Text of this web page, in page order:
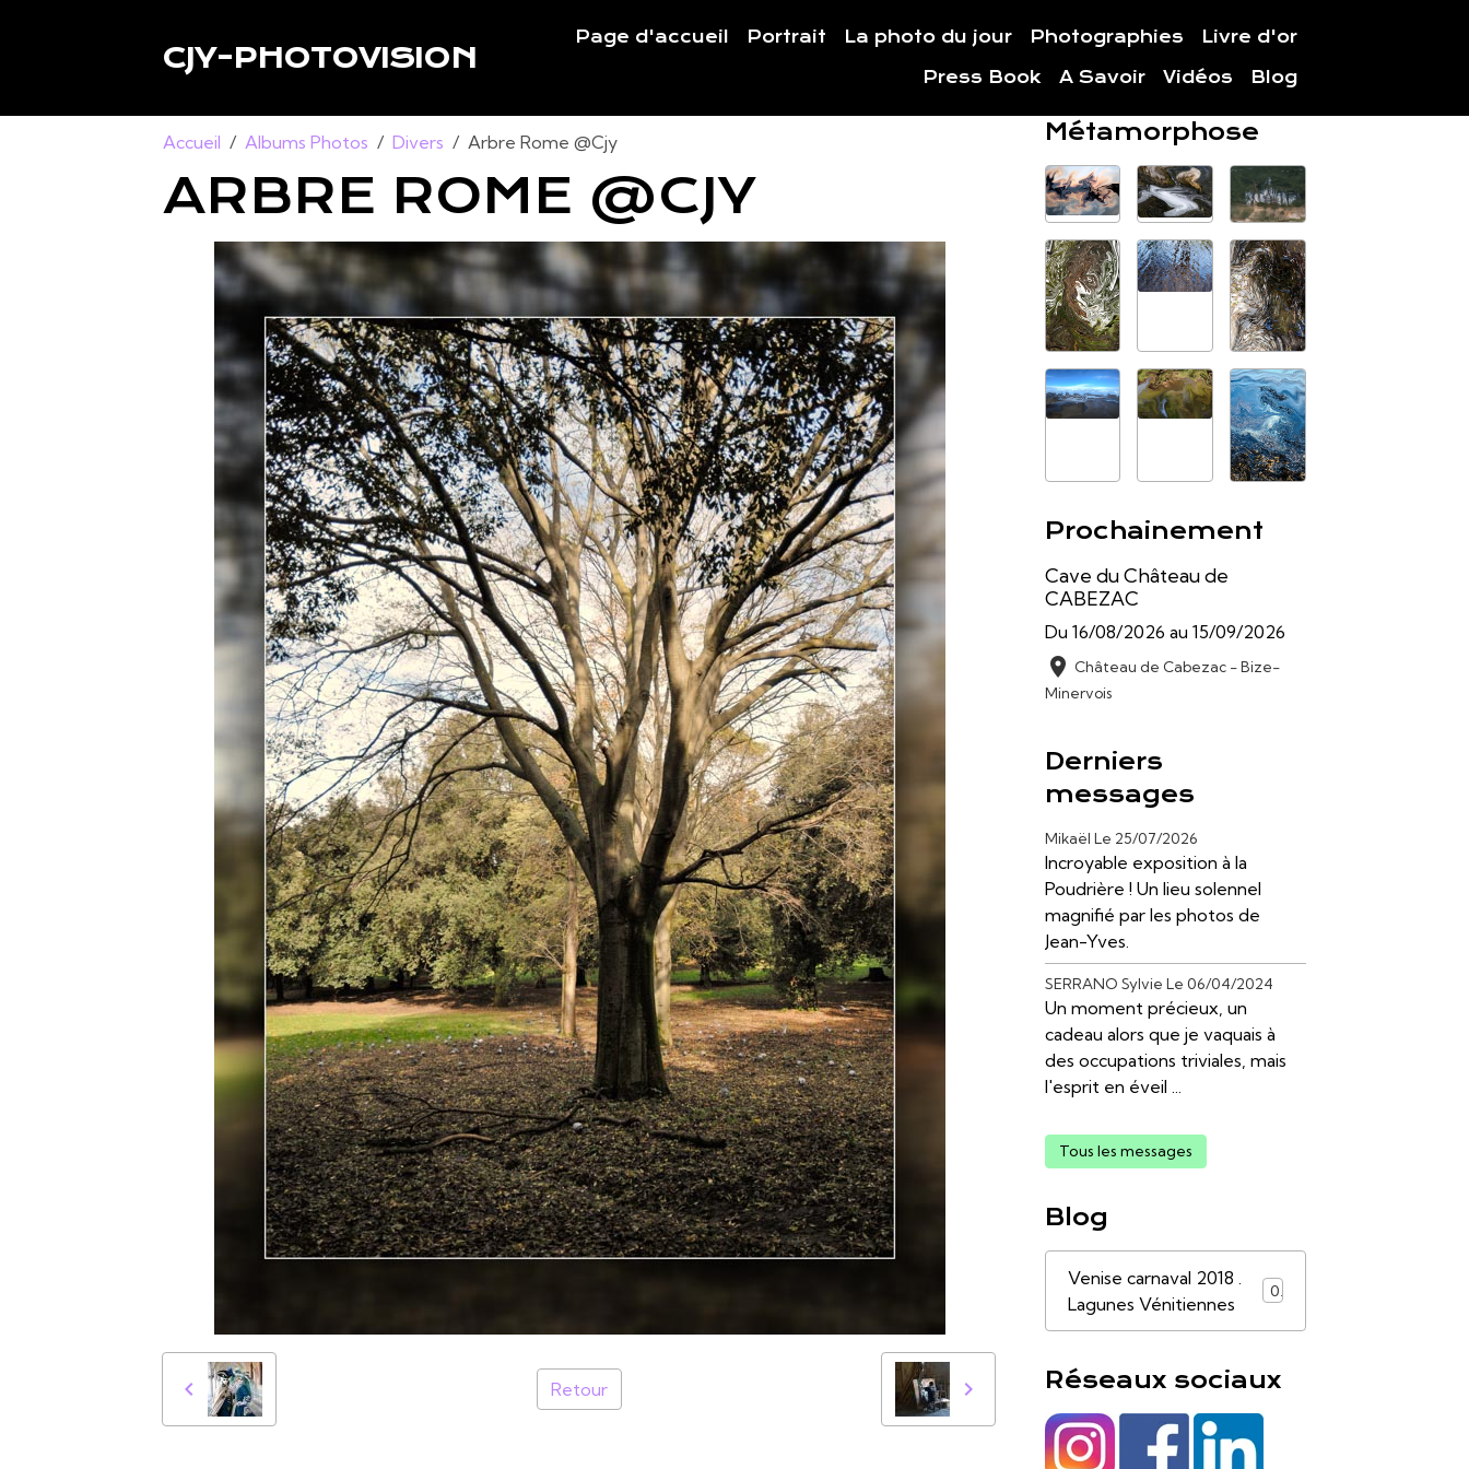
CJY-PHOTOVISION
Page d'accueil Portrait La photo du jour Photographies Livre d'or
Press Book A Savoir Vidéos Blog
Accueil Albums Photos Divers Arbre Rome @Cjy
ARBRE ROME @CJY
Retour
Métamorphose
Prochainement
Cave du Château de
CABEZAC
Du 16/08/2026 au 15/09/2026
Château de Cabezac - Bize-
Minervois
Derniers
messages
Mikaël Le 25/07/2026
Incroyable exposition à la
Poudrière ! Un lieu solennel
magnifié par les photos de
Jean-Yves.
SERRANO Sylvie Le 06/04/2024
Un moment précieux, un
cadeau alors que je vaquais à
des occupations triviales, mais
l'esprit en éveil ...
Tous les messages
Blog
Venise carnaval 2018 .
Lagunes Vénitiennes
0
Réseaux sociaux